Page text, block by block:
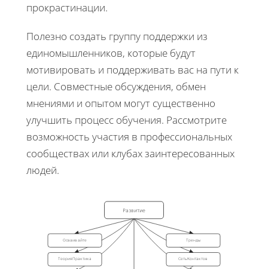
прокрастинации.
Полезно создать группу поддержки из
единомышленников, которые будут
мотивировать и поддерживать вас на пути к
цели. Совместные обсуждения, обмен
мнениями и опытом могут существенно
улучшить процесс обучения. Рассмотрите
возможность участия в профессиональных
сообществах или клубах заинтересованных
людей.
Развитие
Осваивайте
ТеорияПрактика
Тренды
СетьКонтактов